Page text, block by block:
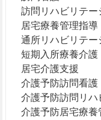
訪問リハビリテー
居宅療養管理指導
通所リハビリテー
短期入所療養介護
居宅介護支援
介護予防訪問看護
介護予防訪問リハ
介護予防居宅療養